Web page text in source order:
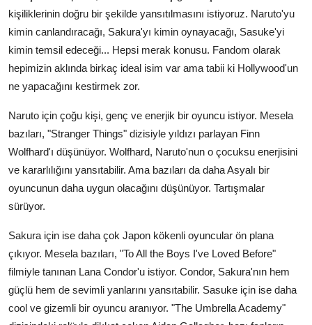
kişiliklerinin doğru bir şekilde yansıtılmasını istiyoruz. Naruto'yu
kimin canlandıracağı, Sakura'yı kimin oynayacağı, Sasuke'yi
kimin temsil edeceği... Hepsi merak konusu. Fandom olarak
hepimizin aklında birkaç ideal isim var ama tabii ki Hollywood'un
ne yapacağını kestirmek zor.
Naruto için çoğu kişi, genç ve enerjik bir oyuncu istiyor. Mesela
bazıları, "Stranger Things" dizisiyle yıldızı parlayan Finn
Wolfhard'ı düşünüyor. Wolfhard, Naruto'nun o çocuksu enerjisini
ve kararlılığını yansıtabilir. Ama bazıları da daha Asyalı bir
oyuncunun daha uygun olacağını düşünüyor. Tartışmalar
sürüyor.
Sakura için ise daha çok Japon kökenli oyuncular ön plana
çıkıyor. Mesela bazıları, "To All the Boys I've Loved Before"
filmiyle tanınan Lana Condor'u istiyor. Condor, Sakura'nın hem
güçlü hem de sevimli yanlarını yansıtabilir. Sasuke için ise daha
cool ve gizemli bir oyuncu aranıyor. "The Umbrella Academy"